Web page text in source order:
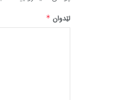
لێدوان *